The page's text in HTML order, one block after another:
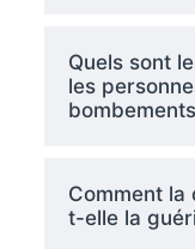
Quels sont
les
Comment
t-elle la